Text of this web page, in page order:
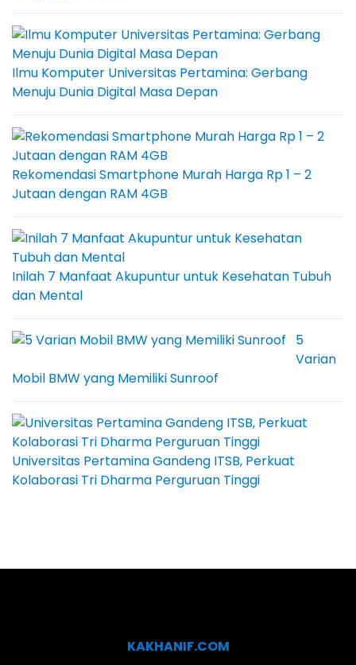
Ilmu Komputer Universitas Pertamina: Gerbang
Menuju Dunia Digital Masa Depan
Rekomendasi Smartphone Murah Harga Rp 1 – 2
Jutaan dengan RAM 4GB
Inilah 7 Manfaat Akupuntur untuk Kesehatan Tubuh
dan Mental
5
Varian
Mobil BMW yang Memiliki Sunroof
Universitas Pertamina Gandeng ITSB, Perkuat
Kolaborasi Tri Dharma Perguruan Tinggi
KAKHANIF.COM